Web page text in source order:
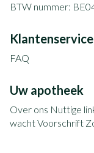
BTW nummer:
Klantenservice
FAQ
Uw apotheek
Over ons Nuttige
wachtVoorschrift